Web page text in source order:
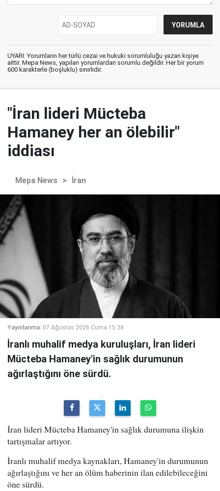
UYARI: Yorumların her türlü cezai ve hukuki sorumluluğu yazan kişiye
aittir. Mepa News, yapılan yorumlardan sorumlu değildir. Her bir yorum
600 karakterle (boşluklu) sınırlıdır.
"İran lideri Mücteba
Hamaney her an ölebilir"
iddiası
Mepa News > İran
Yayınlanma: 07 Ağustos 2026 Cuma 15:38
İranlı muhalif medya kuruluşları, İran lideri
Mücteba Hamaney'in sağlık durumunun
ağırlaştığını öne sürdü.
İran lideri Mücteba Hamaney'in sağlık durumuna ilişkin
tartışmalar artıyor.
İranlı muhalif medya kaynakları, Hamaney'in durumunun
ağırlaştığını ve her an ölüm haberinin ilan edilebileceğini
öne sürdü.